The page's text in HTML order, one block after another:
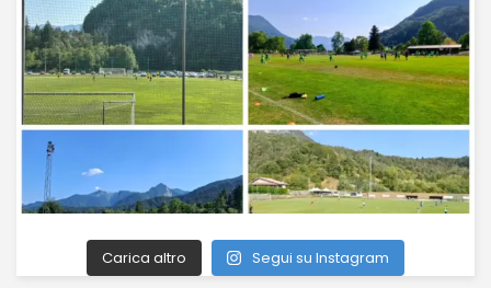
Carica altro Segui su Instagram